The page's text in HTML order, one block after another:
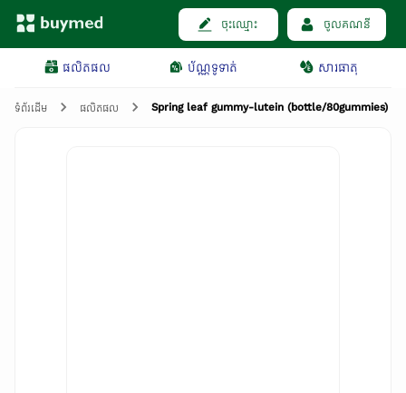
ចុះឈ្មោះ ចូលគណនី
ផលិតផល ប័ណ្ណទូទាត់ សារធាតុ
ទំព័រដើម ផលិតផល Spring leaf gummy-lutein (bottle/80gummies)